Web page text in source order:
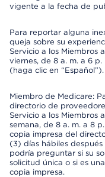
vigente a la fecha de
Para reportar alguna
queja sobre su
Servicio a los Miembros
viernes, de 8 a. m. a 6 p.
(haga clic en “Español”).
Miembro de Medicare:
directorio de
Servicio a los Miembros
semana, de 8 a. m. a 8
copia impresa del
(3) días hábiles
podría preguntar si su
solicitud única o si es
copia impresa.